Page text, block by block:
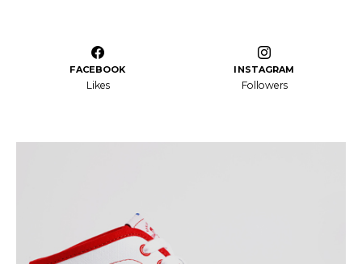
FACEBOOK
Likes
INSTAGRAM
Followers